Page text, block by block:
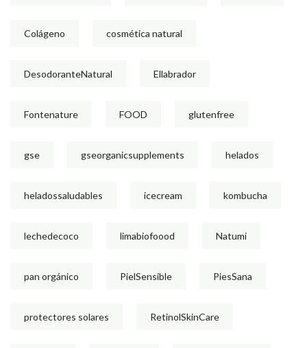
Colágeno cosmética natural
DesodoranteNatural Ellabrador
Fontenature FOOD glutenfree
gse gseorganicsupplements helados
heladossaludables icecream kombucha
lechedecoco limabiofoood Natumi
pan orgánico PielSensible PiesSana
protectores solares RetinolSkinCare